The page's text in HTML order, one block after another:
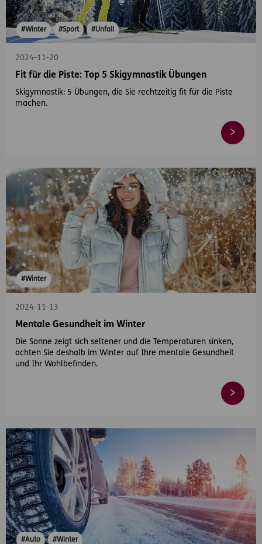
#Winter #Sport #Unfall
2024-11-20
Fit für die Piste: Top 5 Skigymnastik Übungen
Skigymnastik: 5 Übungen, die Sie rechtzeitig fit für die Piste
machen.
#Winter
2024-11-13
Mentale Gesundheit im Winter
Die Sonne zeigt sich seltener und die Temperaturen sinken,
achten Sie deshalb im Winter auf Ihre mentale Gesundheit
und Ihr Wohlbefinden.
#Auto #Winter